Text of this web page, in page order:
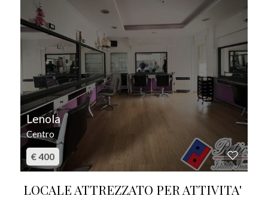
Lenola
Centro
€ 400
LOCALE ATTREZZATO PER ATTIVITA'